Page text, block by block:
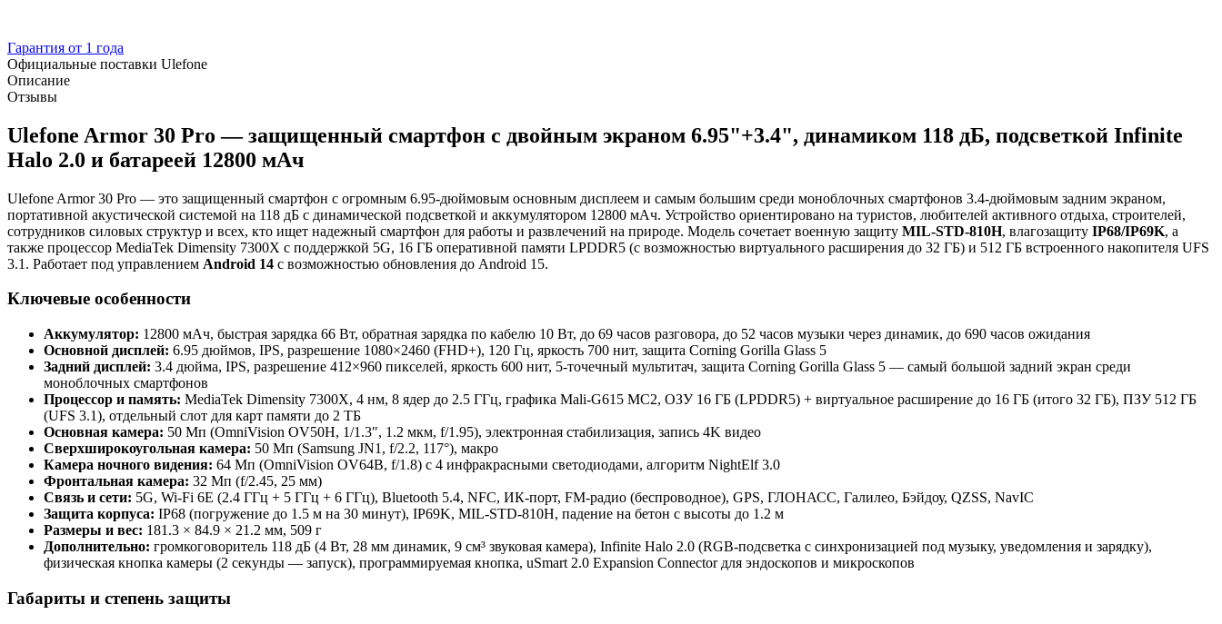
Гарантия от 1 года
Официальные поставки Ulefone
Описание
Отзывы
Ulefone Armor 30 Pro — защищенный смартфон с двойным экраном 6.95"+3.4", динамиком 118 дБ, подсветкой Infinite
Halo 2.0 и батареей 12800 мАч
Ulefone Armor 30 Pro — это защищенный смартфон с огромным 6.95-дюймовым основным дисплеем и самым большим среди моноблочных смартфонов 3.4-дюймовым задним экраном,
портативной акустической системой на 118 дБ с динамической подсветкой и аккумулятором 12800 мАч. Устройство ориентировано на туристов, любителей активного отдыха, строителей,
сотрудников силовых структур и всех, кто ищет надежный смартфон для работы и развлечений на природе. Модель сочетает военную защиту MIL-STD-810H, влагозащиту IP68/IP69K, а
также процессор MediaTek Dimensity 7300X с поддержкой 5G, 16 ГБ оперативной памяти LPDDR5 (с возможностью виртуального расширения до 32 ГБ) и 512 ГБ встроенного накопителя UFS
3.1. Работает под управлением Android 14 с возможностью обновления до Android 15.
Ключевые особенности
Аккумулятор: 12800 мАч, быстрая зарядка 66 Вт, обратная зарядка по кабелю 10 Вт, до 69 часов разговора, до 52 часов музыки через динамик, до 690 часов ожидания
Основной дисплей: 6.95 дюймов, IPS, разрешение 1080×2460 (FHD+), 120 Гц, яркость 700 нит, защита Corning Gorilla Glass 5
Задний дисплей: 3.4 дюйма, IPS, разрешение 412×960 пикселей, яркость 600 нит, 5-точечный мультитач, защита Corning Gorilla Glass 5 — самый большой задний экран среди
моноблочных смартфонов
Процессор и память: MediaTek Dimensity 7300X, 4 нм, 8 ядер до 2.5 ГГц, графика Mali-G615 MC2, ОЗУ 16 ГБ (LPDDR5) + виртуальное расширение до 16 ГБ (итого 32 ГБ), ПЗУ 512 ГБ
(UFS 3.1), отдельный слот для карт памяти до 2 ТБ
Основная камера: 50 Мп (OmniVision OV50H, 1/1.3", 1.2 мкм, f/1.95), электронная стабилизация, запись 4K видео
Сверхширокоугольная камера: 50 Мп (Samsung JN1, f/2.2, 117°), макро
Камера ночного видения: 64 Мп (OmniVision OV64B, f/1.8) с 4 инфракрасными светодиодами, алгоритм NightElf 3.0
Фронтальная камера: 32 Мп (f/2.45, 25 мм)
Связь и сети: 5G, Wi‑Fi 6E (2.4 ГГц + 5 ГГц + 6 ГГц), Bluetooth 5.4, NFC, ИК‑порт, FM‑радио (беспроводное), GPS, ГЛОНАСС, Галилео, Бэйдоу, QZSS, NavIC
Защита корпуса: IP68 (погружение до 1.5 м на 30 минут), IP69K, MIL‑STD‑810H, падение на бетон с высоты до 1.2 м
Размеры и вес: 181.3 × 84.9 × 21.2 мм, 509 г
Дополнительно: громкоговоритель 118 дБ (4 Вт, 28 мм динамик, 9 см³ звуковая камера), Infinite Halo 2.0 (RGB-подсветка с синхронизацией под музыку, уведомления и зарядку),
физическая кнопка камеры (2 секунды — запуск), программируемая кнопка, uSmart 2.0 Expansion Connector для эндоскопов и микроскопов
Габариты и степень защиты